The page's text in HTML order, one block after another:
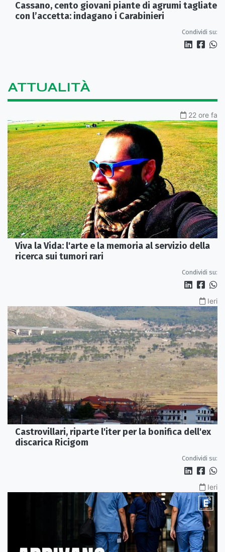
Cassano, cento giovani piante di agrumi tagliate
con l’accetta: indagano i Carabinieri
Condividi su:
ATTUALITÀ
22 ore fa
Viva la Vida: l'arte e la memoria al servizio della
ricerca sui tumori rari
Condividi su:
Ieri
Castrovillari, riparte l'iter per la bonifica dell'ex
discarica Ricigom
Condividi su:
Ieri